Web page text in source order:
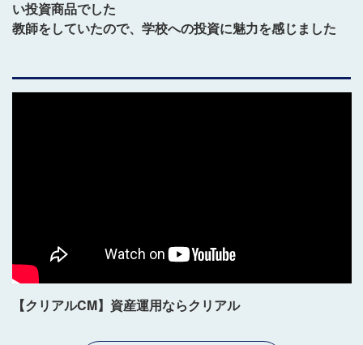
い投資商品でした
教師をしていたので、学校への投資に魅力を感じました
【クリアルCM】資産運用ならクリアル